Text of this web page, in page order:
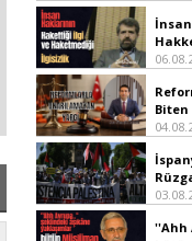
Biten
''Ahh